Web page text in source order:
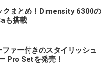
まとめ！Dimensity 6300の
も搭載
ァー付きのスタイリッシュ
Pro Setを発売！